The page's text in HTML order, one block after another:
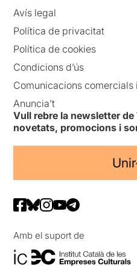
Avís legal
Política de privacitat
Política de cookies
Condicions d’ús
Comunicacions comercials
Anuncia’t
Vull rebre la newsletter
novetats, promocions i
Amb el suport de